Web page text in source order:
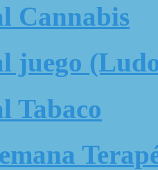
Cannabis
juego
Tabaco